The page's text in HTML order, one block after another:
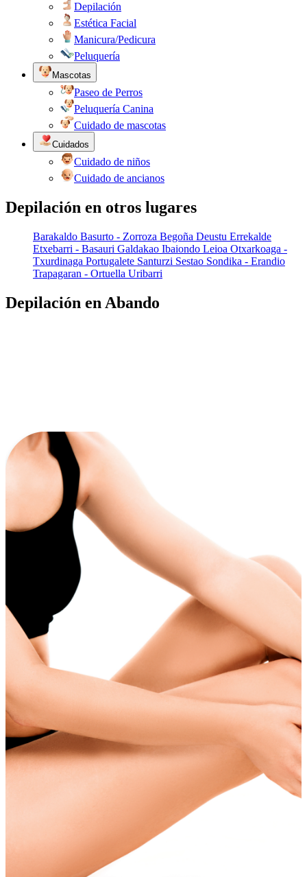
Depilación
Estética Facial
Manicura/Pedicura
Peluquería
Mascotas
Paseo de Perros
Peluquería Canina
Cuidado de mascotas
Cuidados
Cuidado de niños
Cuidado de ancianos
Depilación en otros lugares
Barakaldo Basurto - Zorroza Begoña Deustu Errekalde
Etxebarri - Basauri Galdakao Ibaiondo Leioa Otxarkoaga -
Txurdinaga Portugalete Santurzi Sestao Sondika - Erandio
Trapagaran - Ortuella Uribarri
Depilación en Abando